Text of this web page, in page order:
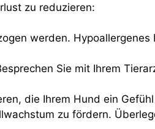
zu reduzieren:
werden.
Sie mit Ihrem
die Ihrem Hund ein
zu fördern.